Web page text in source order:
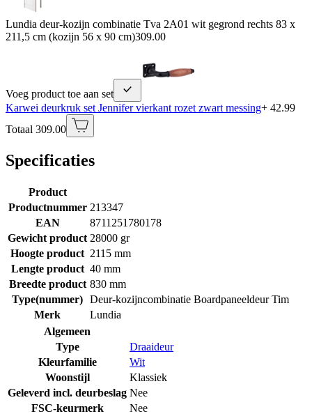
Lundia deur-kozijn combinatie Tva 2A01 wit gegrond rechts 83 x
211,5 cm (kozijn 56 x 90 cm)309.00
Voeg product toe aan set
Karwei deurkruk set Jennifer vierkant rozet zwart messing+ 42.99
Totaal 309.00
Specificaties
Product
Productnummer 213347
EAN
8711251780178
Gewicht product 28000 gr
Hoogte product 2115 mm
Lengte product 40 mm
Breedte product 830 mm
Type(nummer) Deur-kozijncombinatie Boardpaneeldeur Tim
Merk
Lundia
Algemeen
Type
Draaideur
Kleurfamilie
Wit
Woonstijl
Klassiek
Geleverd incl. deurbeslag Nee
FSC-keurmerk
Nee